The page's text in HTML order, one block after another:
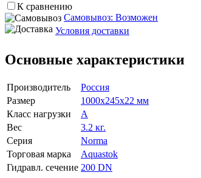
К сравнению
Самовывоз: Возможен
Условия доставки
Основные характеристики
Производитель
Россия
Размер
1000х245х22 мм
Класс нагрузки
А
Вес
3.2 кг.
Серия
Norma
Торговая марка
Aquastok
Гидравл. сечение 200 DN